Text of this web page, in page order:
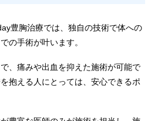
豊胸治療では、独自の技術で体への
の手術が叶います。
、痛みや出血を抑えた施術が可能で
抱える人にとっては、安心できるポ